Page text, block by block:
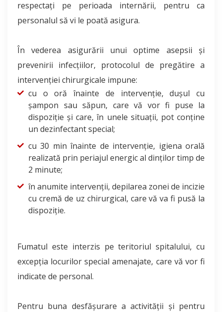
respectaţi pe perioada internării, pentru ca
personalul să vi le poată asigura.
În vederea asigurării unui optime asepsii şi
prevenirii infecţiilor, protocolul de pregătire a
intervenţiei chirurgicale impune:
cu o oră înainte de intervenţie, duşul cu
şampon sau săpun, care vă vor fi puse la
dispoziţie şi care, în unele situaţii, pot conţine
un dezinfectant special;
cu 30 min înainte de intervenţie, igiena orală
realizată prin periajul energic al dinţilor timp de
2 minute;
în anumite intervenţii, depilarea zonei de incizie
cu cremă de uz chirurgical, care vă va fi pusă la
dispoziţie.
Fumatul este interzis pe teritoriul spitalului, cu
excepţia locurilor special amenajate, care vă vor fi
indicate de personal.
Pentru buna desfăşurare a activităţii şi pentru